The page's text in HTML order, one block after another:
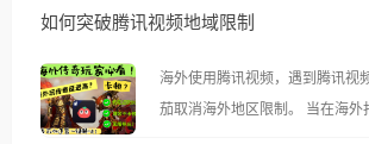
如何突破腾讯视频地域限制
海外使用腾讯视频，遇到腾讯视
茄取消海外地区限制。 当在海外打开腾讯视频，却突